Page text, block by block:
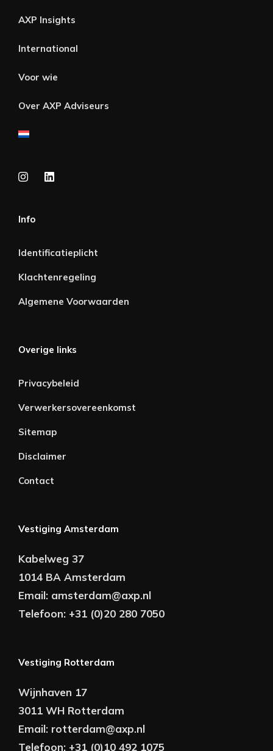
AXP Insights
International
Voor wie
Over AXP Adviseurs
Info
Identificatieplicht
Klachtenregeling
Algemene Voorwaarden
Overige links
Privacybeleid
Verwerkersovereenkomst
Sitemap
Disclaimer
Contact
Vestiging Amsterdam
Kabelweg 37
1014 BA Amsterdam
Email: amsterdam@axp.nl
Telefoon: +31 (0)20 280 7050
Vestiging Rotterdam
Wijnhaven 17
3011 WH Rotterdam
Email: rotterdam@axp.nl
Telefoon: +31 (0)10 492 1075